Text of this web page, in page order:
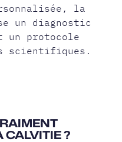
la
un diagnostic
un protocole
scientifiques.
CALVITIE ?